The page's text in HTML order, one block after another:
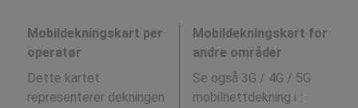
Mobildekningskart per
operatør
Dette kartet
representerer dekningen
Mobildekningskart for
andre områder
Se også 3G / 4G / 5G
mobilnettdekning i :